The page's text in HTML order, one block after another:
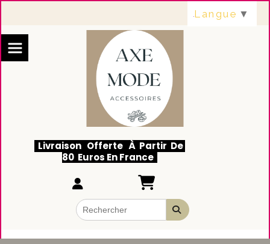
Livraison Offerte À Partir De
80 Euros En France
Langue ▼
Panneau de gestion des cookies